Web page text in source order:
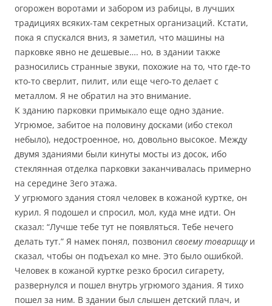
огорожен воротами и забором из рабицы, в лучших
традициях всяких-там секретных организаций. Кстати,
пока я спускался вниз, я заметил, что машины на
парковке явно не дешевые…. но, в здании также
разносились странные звуки, похожие на то, что где-то
кто-то сверлит, пилит, или еще чего-то делает с
металлом. Я не обратил на это внимание.
К зданию парковки примыкало еще одно здание.
Угрюмое, забитое на половину досками (ибо стекол
небыло), недостроенное, но, довольно высокое. Между
двумя зданиями были кинуты мосты из досок, ибо
стеклянная отделка парковки заканчивалась примерно
на середине 3его этажа.
У угрюмого здания стоял человек в кожаной куртке, он
курил. Я подошел и спросил, мол, куда мне идти. Он
сказал: “Лучше тебе тут не появляться. Тебе нечего
делать тут.” Я намек понял, позвонил своему товарищуи
сказал, чтобы он подъехал ко мне. Это было ошибкой.
Человек в кожаной куртке резко бросил сигарету,
развернулся и пошел внутрь угрюмого здания. Я тихо
пошел за ним. В здании был слышен детский плач, и